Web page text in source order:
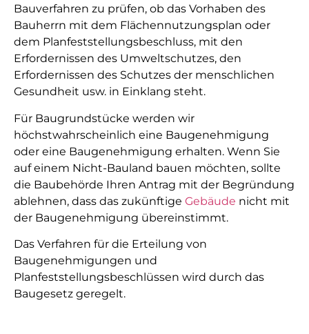
Bauverfahren zu prüfen, ob das Vorhaben des
Bauherrn mit dem Flächennutzungsplan oder
dem Planfeststellungsbeschluss, mit den
Erfordernissen des Umweltschutzes, den
Erfordernissen des Schutzes der menschlichen
Gesundheit usw. in Einklang steht.
Für Baugrundstücke werden wir
höchstwahrscheinlich eine Baugenehmigung
oder eine Baugenehmigung erhalten. Wenn Sie
auf einem Nicht-Bauland bauen möchten, sollte
die Baubehörde Ihren Antrag mit der Begründung
ablehnen, dass das zukünftige Gebäude nicht mit
der Baugenehmigung übereinstimmt.
Das Verfahren für die Erteilung von
Baugenehmigungen und
Planfeststellungsbeschlüssen wird durch das
Baugesetz geregelt.